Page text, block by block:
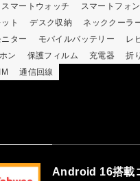
スマートウォッチ スマートフォン
ト デスク収納 ネッククーラ
ニター モバイルバッテリー
レ
ン
保護フィルム 充電器
折
通信回線
Android 16搭載